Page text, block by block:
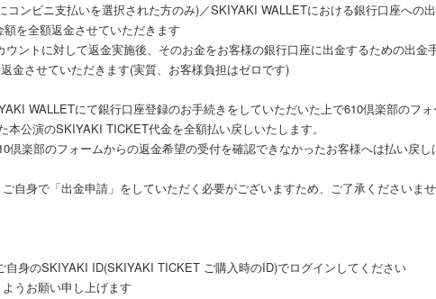
ンビニ支払いを選択された方のみ)／SKIYAKI WALLETにおける銀行口座への
を全額返金させていただきます
ントに対して返金実施後、そのお金をお客様の銀行口座に出金するための出金
金させていただきます(実質、お客様負担はゼロです)
WALLETにて銀行口座登録のお手続きをしていただいた上で610倶楽部のフ
公演のSKIYAKI TICKET代金を全額払い戻しいたします。
楽部のフォームからの返金希望の受付を確認できなかったお客様へは払い戻し
自身で「出金申請」をしていただく必要がございますため、ご了承くださいま
身のSKIYAKI ID(SKIYAKI TICKET ご購入時のID)でログインしてください
ようお願い申し上げます